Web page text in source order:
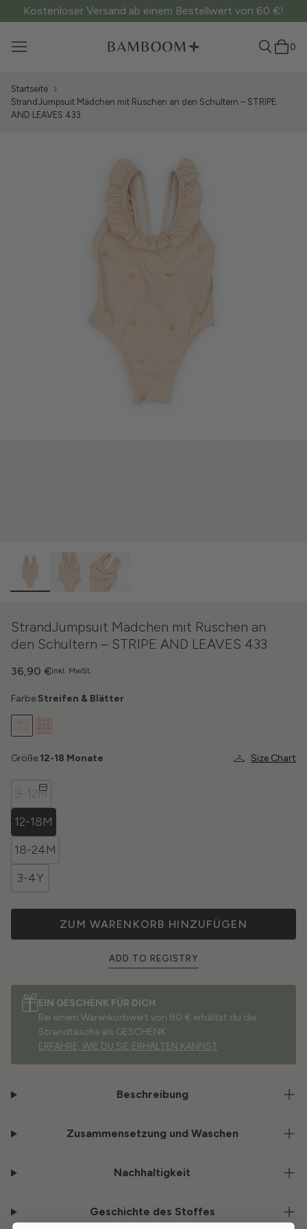
Kostenloser Versand ab einem Bestellwert von 60 €!
0
Startseite
StrandJumpsuit Mädchen mit Rüschen an den Schultern – STRIPE
AND LEAVES 433
StrandJumpsuit Mädchen mit Rüschen an
den Schultern – STRIPE AND LEAVES 433
inkl. MwSt.
36,90 €
Farbe:Streifen & Blätter
Size Chart
Größe:12-18 Monate
9-12M
12-18M
18-24M
3-4Y
ZUM WARENKORB HINZUFÜGEN
ADD TO REGISTRY
EIN GESCHENK FÜR DICH
Bei einem Warenkorbwert von 80 € erhältst du die
Strandtasche als GESCHENK.
ERFAHRE, WIE DU SIE ERHALTEN KANNST
Beschreibung
Zusammensetzung und Waschen
Nachhaltigkeit
Geschichte des Stoffes